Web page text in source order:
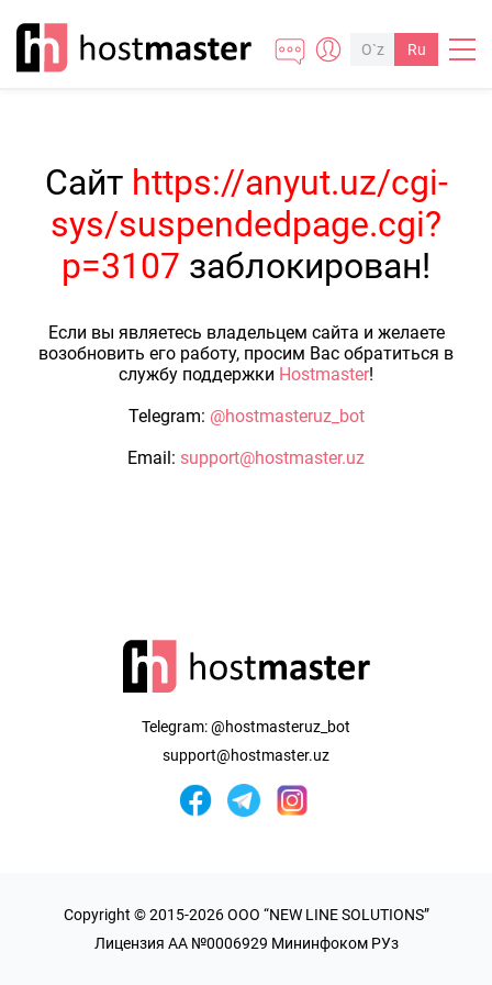
O`z Ru
Сайт https://anyut.uz/cgi-
sys/suspendedpage.cgi?
p=3107 заблокирован!
Если вы являетесь владельцем сайта и желаете
возобновить его работу, просим Вас обратиться в
службу поддержки Hostmaster!
Telegram: @hostmasteruz_bot
Email: support@hostmaster.uz
Telegram:@hostmasteruz_bot
support@hostmaster.uz
Copyright © 2015-2026 OOO “NEW LINE SOLUTIONS”
Лицензия AA №0006929 Мининфоком РУз